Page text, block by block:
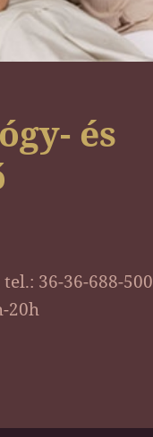
és
36-36-688-500
20h